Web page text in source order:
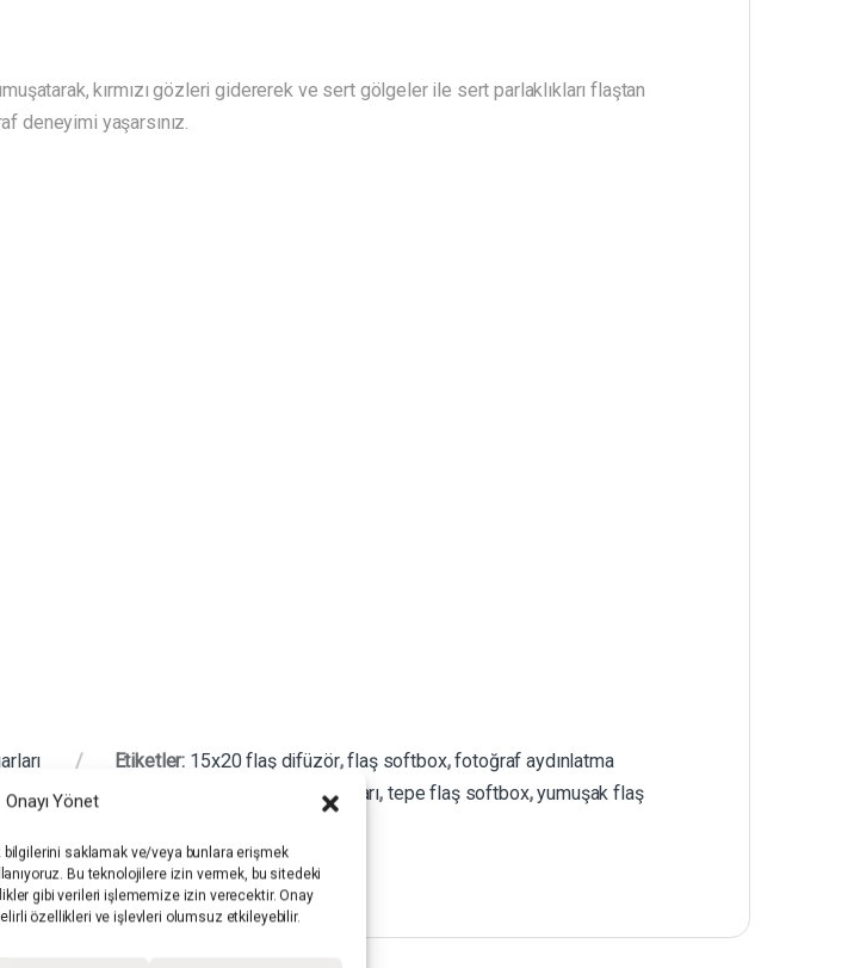
Onayı Yönet
saklamak ve/veya bunlara erişmek
Bu teknolojilere izin vermek, bu sitedeki
gibi verileri işlememize izin verecektir. Onay
özellikleri ve işlevleri olumsuz etkileyebilir.
kırmızı gözleri gidererek ve sert gölgeler ile sert parlaklıkları flaştan
deneyimi yaşarsınız.
Etiketler: 15x20 flaş difüzör,flaş softbox,fotoğraf aydınlatma
,kırmızı göz önleyici portre flaş aksesuarı, tepe flaş softbox,yumuşak flaş